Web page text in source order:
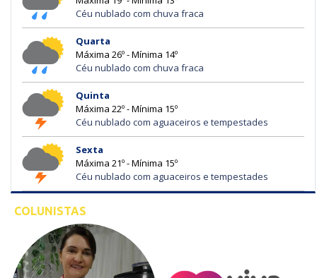
Céu nublado com chuva fraca
Quarta
Máxima 26º - Mínima 14º
Céu nublado com chuva fraca
Quinta
Máxima 22º - Mínima 15º
Céu nublado com aguaceiros e tempestades
Sexta
Máxima 21º - Mínima 15º
Céu nublado com aguaceiros e tempestades
COLUNISTAS